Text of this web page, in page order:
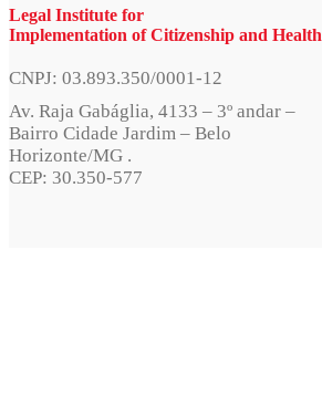
Legal Institute for
Implementation of Citizenship and Health
CNPJ: 03.893.350/0001-12
Av. Raja Gabáglia, 4133 – 3º andar –
Bairro Cidade Jardim – Belo
Horizonte/MG .
CEP: 30.350-577